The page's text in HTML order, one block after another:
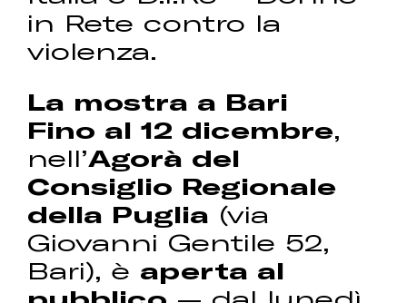
in Rete contro la
violenza.
La mostra a Bari
Fino al 12 dicembre,
nell’Agorà del
Consiglio Regionale
della Puglia (via
Giovanni Gentile 52,
Bari), è aperta al